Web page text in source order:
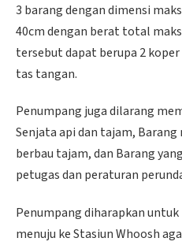
3 barang dengan dimensi
40cm dengan berat total
tersebut dapat berupa 2
tas tangan.
Penumpang juga dilarang
Senjata api dan tajam,
berbau tajam, dan Barang
petugas dan peraturan
Penumpang diharapkan
menuju ke Stasiun Whoosh